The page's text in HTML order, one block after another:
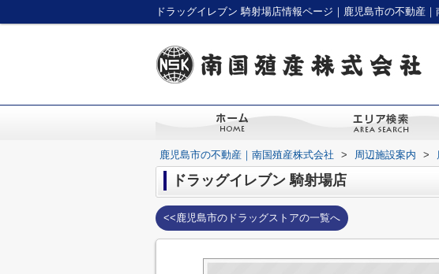
ドラッグイレブン 騎射場店情報ページ｜鹿児島市の不動産
鹿児島市の不動産｜南国殖産株式会社 > 周辺施設案内 >
ドラッグイレブン 騎射場店
<<鹿児島市のドラッグストアの一覧へ